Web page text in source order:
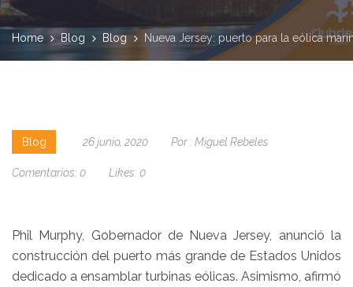
Home Blog Blog Nueva Jersey: puerto para la eólica
Blog 26 junio, 2020 Por : Miguel Rebeles
Comentarios: 0 Likes: 0
Phil Murphy, Gobernador de Nueva Jersey, anunció la
construcción del puerto más grande de Estados Unidos
dedicado a ensamblar turbinas eólicas. Asimismo, afirmó